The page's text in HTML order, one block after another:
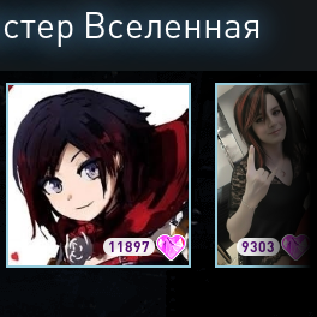
Вселенная
11897 9303